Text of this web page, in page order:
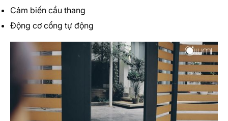
Cảm biến cầu thang
Động cơ cổng tự động